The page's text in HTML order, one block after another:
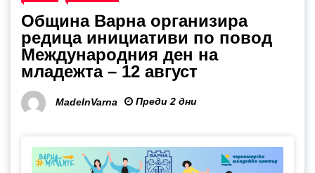
Община Варна организира
редица инициативи по повод
Международния ден на
младежта – 12 август
MadeInVarna Преди 2 дни